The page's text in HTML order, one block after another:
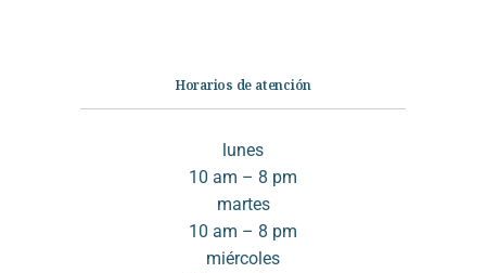
Horarios de atención
lunes
10 am – 8 pm
martes
10 am – 8 pm
miércoles